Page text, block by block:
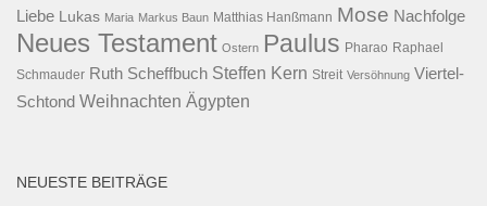
Liebe Lukas Maria Markus Baun Matthias Hanßmann Mose Nachfolge
Neues Testament Ostern Paulus Pharao Raphael
Schmauder Ruth Scheffbuch Steffen Kern Streit Versöhnung Viertel-
Schtond Weihnachten Ägypten
NEUESTE BEITRÄGE